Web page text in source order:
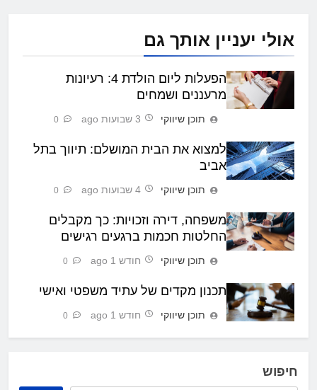
אולי יעניין אותך גם
הפעלות ליום הולדת 4: רעיונות
מרעננים ושמחים
תוכן שיווקי 3 שבועות ago 0
למצוא את הבית המושלם: תיווך בתל
אביב
תוכן שיווקי 4 שבועות ago 0
משפחה, דירה וזכויות: כך מקבלים
החלטות חכמות ברגעים רגישים
תוכן שיווקי חודש 1 ago 0
תכנון מקדים של עתיד משפטי ואישי
תוכן שיווקי חודש 1 ago 0
חיפוש